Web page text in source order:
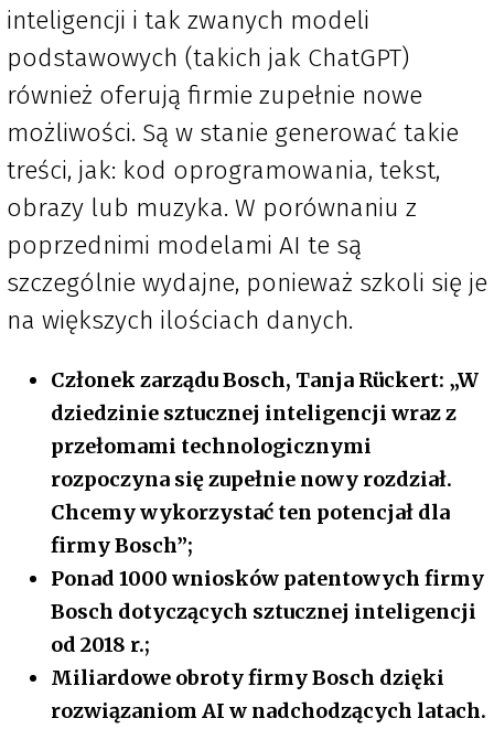
inteligencji i tak zwanych modeli
podstawowych (takich jak ChatGPT)
również oferują firmie zupełnie nowe
możliwości. Są w stanie generować takie
treści, jak: kod oprogramowania, tekst,
obrazy lub muzyka. W porównaniu z
poprzednimi modelami AI te są
szczególnie wydajne, ponieważ szkoli się je
na większych ilościach danych.
Członek zarządu Bosch, Tanja Rückert: „W
dziedzinie sztucznej inteligencji wraz z
przełomami technologicznymi
rozpoczyna się zupełnie nowy rozdział.
Chcemy wykorzystać ten potencjał dla
firmy Bosch”;
Ponad 1000 wniosków patentowych firmy
Bosch dotyczących sztucznej inteligencji
od 2018 r.;
Miliardowe obroty firmy Bosch dzięki
rozwiązaniom AI w nadchodzących latach.